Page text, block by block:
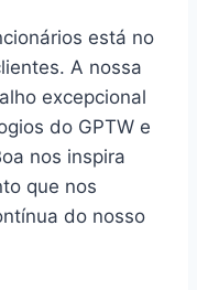
está no
A nossa
excepcional
do GPTW e
nos inspira
que nos
do nosso